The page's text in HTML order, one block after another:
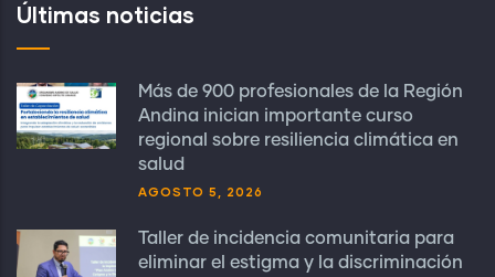
Últimas noticias
Más de 900 profesionales de la Región
Andina inician importante curso
regional sobre resiliencia climática en
salud
AGOSTO 5, 2026
Taller de incidencia comunitaria para
eliminar el estigma y la discriminación